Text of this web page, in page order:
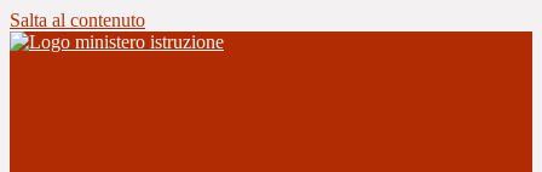
Salta al contenuto